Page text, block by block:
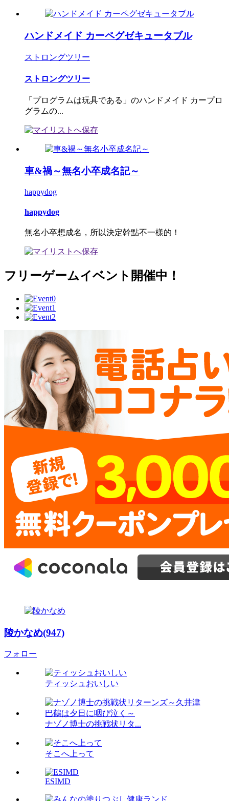
ハンドメイド カーペグゼキュータブル
ストロングツリー
ストロングツリー
「プログラムは玩具である」のハンドメイド カープロ
グラムの...
車&禍～無名小卒成名記～
happydog
happydog
無名小卒想成名，所以決定幹點不一樣的！
フリーゲームイベント開催中！
陵かなめ(947)
フォロー
ティッシュおいしい
ナゾノ博士の挑戦状リタ...
そこへ上って
ESIMD